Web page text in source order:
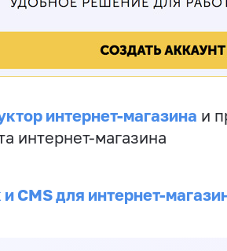
интернет-магазина и
интернет-магазина
CMS для интернет-